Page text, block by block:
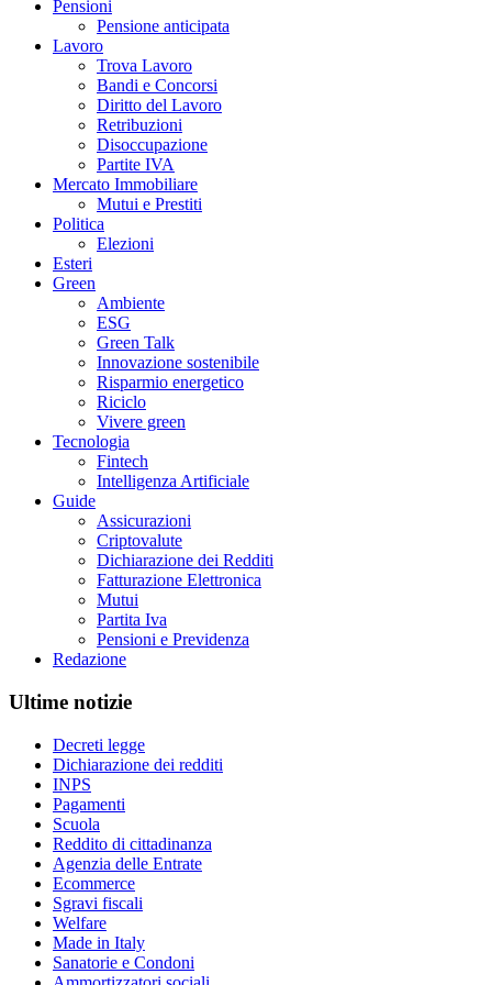
Pensioni
Pensione anticipata
Lavoro
Trova Lavoro
Bandi e Concorsi
Diritto del Lavoro
Retribuzioni
Disoccupazione
Partite IVA
Mercato Immobiliare
Mutui e Prestiti
Politica
Elezioni
Esteri
Green
Ambiente
ESG
Green Talk
Innovazione sostenibile
Risparmio energetico
Riciclo
Vivere green
Tecnologia
Fintech
Intelligenza Artificiale
Guide
Assicurazioni
Criptovalute
Dichiarazione dei Redditi
Fatturazione Elettronica
Mutui
Partita Iva
Pensioni e Previdenza
Redazione
Ultime notizie
Decreti legge
Dichiarazione dei redditi
INPS
Pagamenti
Scuola
Reddito di cittadinanza
Agenzia delle Entrate
Ecommerce
Sgravi fiscali
Welfare
Made in Italy
Sanatorie e Condoni